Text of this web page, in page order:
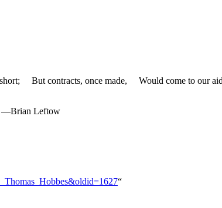
short; But contracts, once made, Would come to
—Brian Leftow
“